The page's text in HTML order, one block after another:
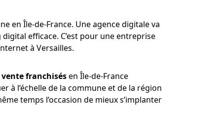
en Île-de-France. Une agence digitale va
efficace. C’est pour une entreprise
à Versailles.
franchisésen Île-de-France
à l’échelle de la commune et de la région
temps l’occasion de mieux s’implanter